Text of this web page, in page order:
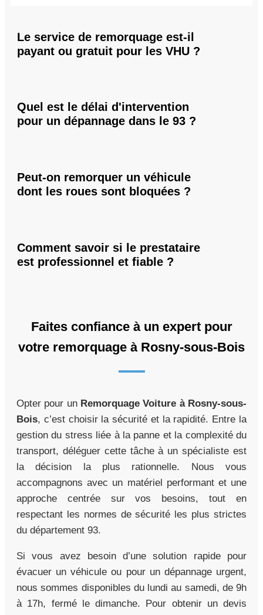
Le service de remorquage est-il
payant ou gratuit pour les VHU ?
Quel est le délai d'intervention
pour un dépannage dans le 93 ?
Peut-on remorquer un véhicule
dont les roues sont bloquées ?
Comment savoir si le prestataire
est professionnel et fiable ?
Faites confiance à un expert pour
votre remorquage à Rosny-sous-Bois
Opter pour un Remorquage Voiture à Rosny-sous-
Bois, c’est choisir la sécurité et la rapidité. Entre la
gestion du stress liée à la panne et la complexité du
transport, déléguer cette tâche à un spécialiste est
la décision la plus rationnelle. Nous vous
accompagnons avec un matériel performant et une
approche centrée sur vos besoins, tout en
respectant les normes de sécurité les plus strictes
du département 93.
Si vous avez besoin d’une solution rapide pour
évacuer un véhicule ou pour un dépannage urgent,
nous sommes disponibles du lundi au samedi, de 9h
à 17h, fermé le dimanche. Pour obtenir un devis